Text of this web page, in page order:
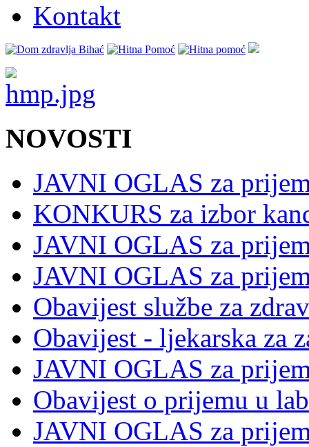
Kontakt
NOVOSTI
JAVNI OGLAS za
KONKURS za izbor
JAVNI OGLAS za
JAVNI OGLAS za
Obavijest službe za
Obavijest - ljekarska za
JAVNI OGLAS za
Obavijest o prijemu u
JAVNI OGLAS za